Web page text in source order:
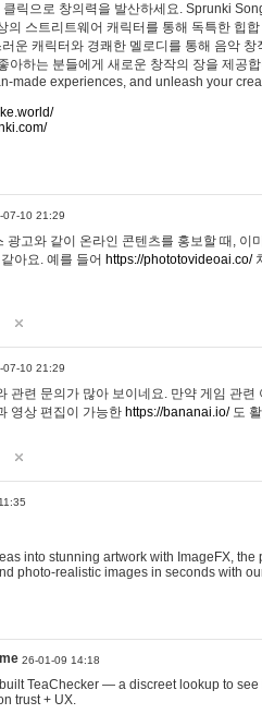
클릭으로 창의력을 발산하세요. Sprunki
의 스트리트웨어 캐릭터를 통해 독특한 힙
운 캐릭터와 경쾌한 멜로디를 통해 음악
아하는 분들에게 새로운 창작의 장을 제
made experiences, and unleash your
07-10 21:29
광고와 같이 온라인 콘텐츠를 홍보할 때,
아요. 예를 들어 https://phototovideoai.co/
07-10 21:29
관련 문의가 많아 보이네요. 만약 게임 관
영상 편집이 가능한 https://bananai.io/도
into stunning artwork with ImageFX,
photo-realistic images in seconds with
26-01-09 14:18
TeaChecker — a discreet lookup to
trust + UX.